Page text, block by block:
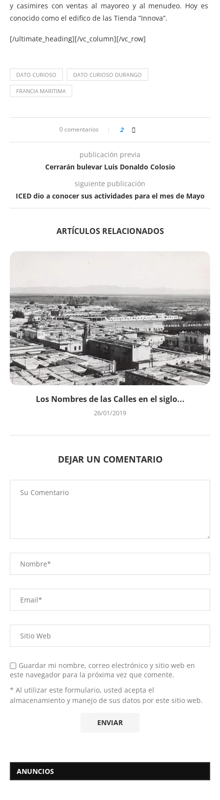
y casimires con ventas al mayoreo y al menudeo. Hoy es
conocido como el edifico de las Tienda ”Innova”.
[/ultimate_heading][/vc_column][/vc_row]
DATO CURIOSO DATO CURIOSO DURANGO
FRANCIA MARITIMA
0 comentarios 2
publicación previa
Cerrarán bulevar Luis Donaldo Colosio
siguiente publicación
ICED dio a conocer sus actividades para el mes de Mayo
ARTÍCULOS RELACIONADOS
Los Nombres de las Calles en el siglo...
26/01/2019
DEJAR UN COMENTARIO
Guardar mi nombre, correo electrónico y sitio web en
este navegador para la próxima vez que comente.
* Al utilizar este formulario, usted acepta el
almacenamiento y manejo de sus datos por este sitio web.
ANUNCIOS